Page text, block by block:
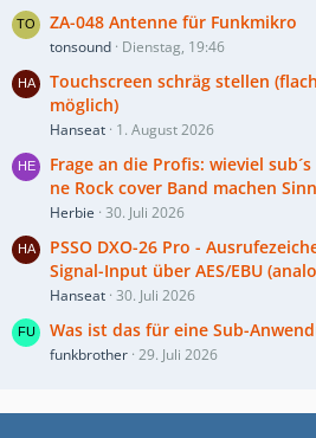
ZA-048 Antenne für Funkmikro
tonsound Dienstag, 19:46
Touchscreen schräg stellen
möglich)
Hanseat 1. August 2026
Frage an die Profis: wieviel
ne Rock cover Band machen Sinn
Herbie 30. Juli 2026
PSSO DXO-26 Pro -
Signal-Input über AES/EBU
Hanseat 30. Juli 2026
Was ist das für eine Sub-
funkbrother 29. Juli 2026